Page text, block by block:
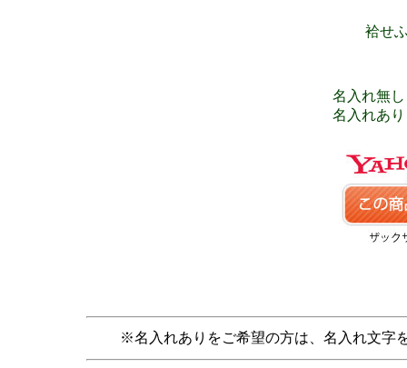
袷せ
名入れ無
名入れあ
※名入れありをご希望の方は、名入れ文字